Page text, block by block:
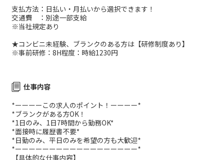
支払方法：日払い・月払いから選択できます！
交通費 ：別途一部支給
※当社規定あり
★コンビニ未経験、ブランクのある方は【研修制度あり】
※事前研修：8H程度：時給1230円
仕事内容
*ーーーーこの求人のポイント！ーーーー*
*ブランクがある方OK！
*1日のみ、1日7時間から勤務OK*
*面接時に履歴書不要*
*日勤のみ、平日のみを希望の方も大歓迎*
*ーーーーーーーーーーーーーーーーーー*
【具体的な仕事内容】